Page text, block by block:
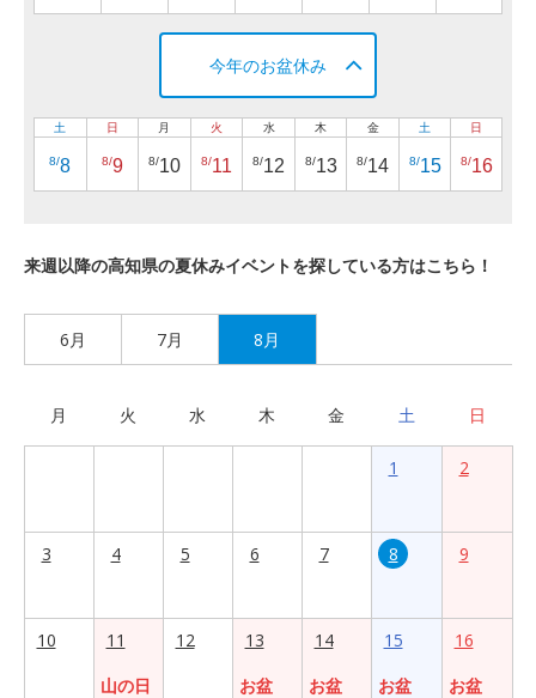
今年のお盆休み
土
8/8
日
8/9
月
8/10
火
8/11
水
8/12
木
8/13
金
8/14
土
8/15
日
8/16
来週以降の高知県の夏休みイベントを探している方はこちら！
6月 7月 8月
月 火 水 木 金 土 日
1 2
3 4 5 6 7 8 9
10
11
山の日
12
13
お盆
14
お盆
15
お盆
16
お盆